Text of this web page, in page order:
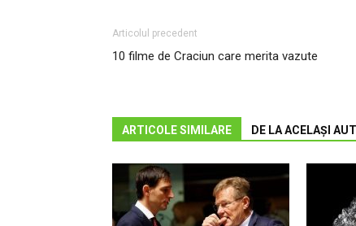
Articolul precedent
10 filme de Craciun care merita vazute
ARTICOLE SIMILARE DE LA ACELAȘI